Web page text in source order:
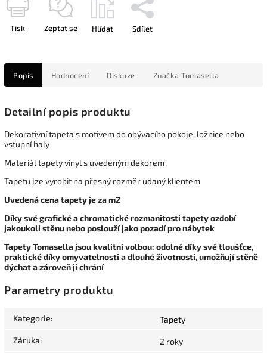
Tisk Zeptat se Hlídat Sdílet
Popis Hodnocení Diskuze Značka Tomasella
Detailní popis produktu
Dekorativní tapeta s motivem do obývacího pokoje, ložnice nebo
vstupní haly
Materiál tapety vinyl s uvedeným dekorem
Tapetu lze vyrobit na přesný rozměr udaný klientem
Uvedená cena tapety je za m2
Díky své grafické a chromatické rozmanitosti tapety ozdobí
jakoukoli stěnu nebo poslouží jako pozadí pro nábytek
Tapety Tomasella jsou kvalitní volbou: odolné díky své tloušťce,
praktické díky omyvatelnosti a dlouhé životnosti, umožňují stěně
dýchat a zároveň ji chrání
Parametry produktu
Kategorie: Tapety
Záruka: 2 roky